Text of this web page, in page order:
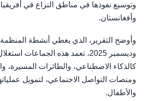
وتوسيع نفوذها في مناطق النزاع في
وأفغانستان.
وديسمبر 2025، تعمد هذه الجماعات
كالذكاء الاصطناعي، والطائرات المسيرة،
ومنصات التواصل الاجتماعي، لتمويل
والأطفال.